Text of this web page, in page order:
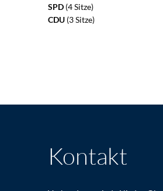
SPD (4 Sitze)
CDU (3 Sitze)
Kontakt